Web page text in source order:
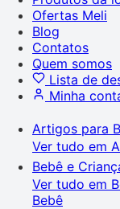
Ofertas Meli
Blog
Contatos
Quem somos
Lista de
Minha
Artigos para
Ver tudo em
Bebê e
Ver tudo em
Bebê